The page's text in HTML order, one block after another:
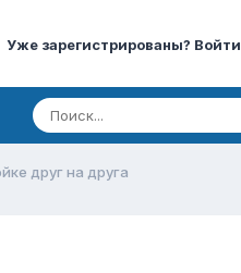
Уже зарегистрированы? Войти
друг на друга